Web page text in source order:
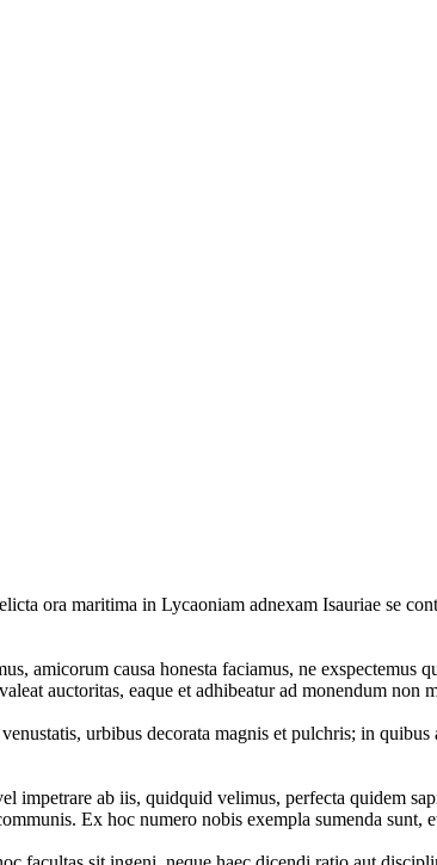
ora maritima in Lycaoniam adnexam Isauriae se
amicorum causa honesta faciamus, ne
auctoritas, eaque et adhibeatur ad monendum non
urbibus decorata magnis et pulchris; in
impetrare ab iis, quidquid velimus, perfecta quidem
Ex hoc numero nobis exempla sumenda sunt,